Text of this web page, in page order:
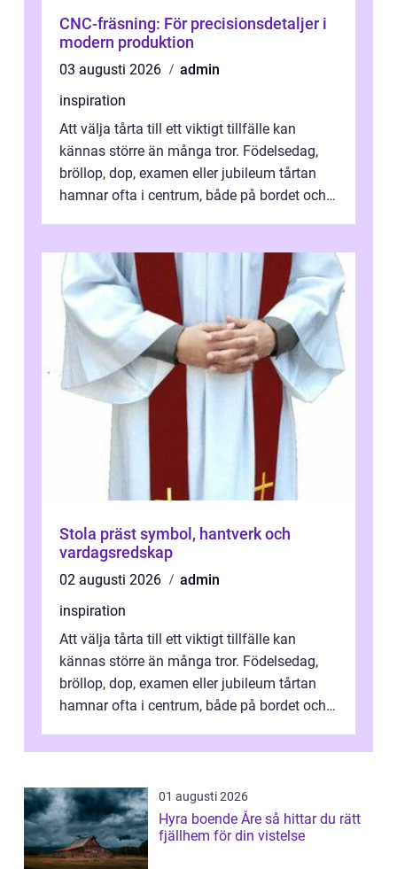
CNC-fräsning: För precisionsdetaljer i
modern produktion
03 augusti 2026
admin
inspiration
Att välja tårta till ett viktigt tillfälle kan
kännas större än många tror. Födelsedag,
bröllop, dop, examen eller jubileum tårtan
hamnar ofta i centrum, både på bordet och i
Stola präst symbol, hantverk och
vardagsredskap
02 augusti 2026
admin
inspiration
Att välja tårta till ett viktigt tillfälle kan
kännas större än många tror. Födelsedag,
bröllop, dop, examen eller jubileum tårtan
hamnar ofta i centrum, både på bordet och i
01 augusti 2026
Hyra boende Åre så hittar du rätt
fjällhem för din vistelse